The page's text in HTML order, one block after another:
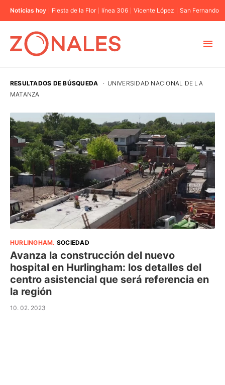
Noticias hoy Fiesta de la Flor línea 306 Vicente López San Fernando
BUENOS AIRES
PROVINCIAS
ELECCIONES 2023
RESULTADOS DE BÚSQUEDA · UNIVERSIDAD NACIONAL DE LA
MATANZA
HURLINGHAM. SOCIEDAD
Avanza la construcción del nuevo
hospital en Hurlingham: los detalles del
centro asistencial que será referencia en
la región
10. 02. 2023